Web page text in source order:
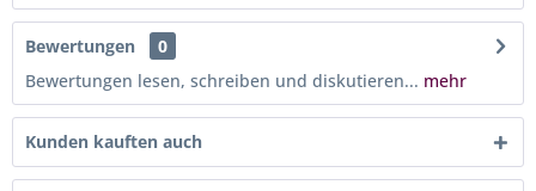
Bewertungen
0
Bewertungen lesen, schreiben und diskutieren... mehr
Kunden kauften auch